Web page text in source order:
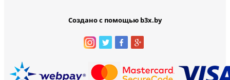
Создано с помощью b3x.by